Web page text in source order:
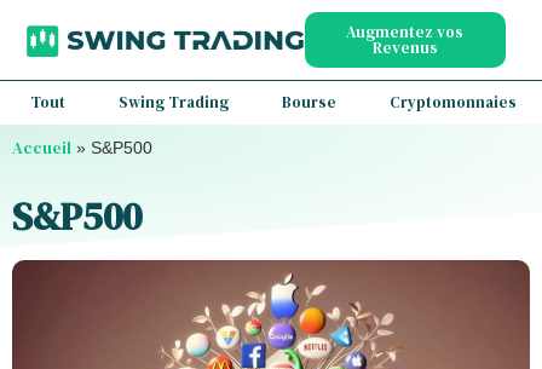
Augmentez vos
Revenus
Tout Swing Trading Bourse Cryptomonnaies
Accueil » S&P500
S&P500